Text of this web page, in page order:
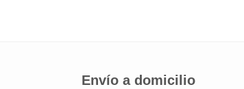
Envío a domicilio